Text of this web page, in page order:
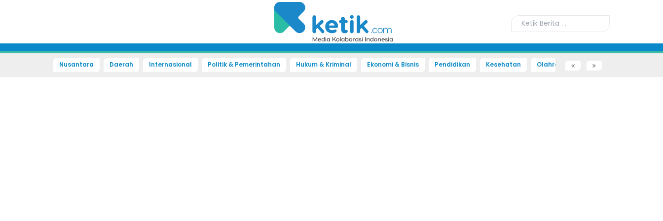
Nusantara Daerah Internasional Politik & Pemerintahan Hukum & Kriminal Ekonomi & Bisnis Pendidikan Kesehatan Olahraga Sains dan Teknologi